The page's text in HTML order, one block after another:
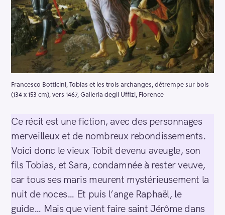
Francesco Botticini, Tobias et les trois archanges, détrempe sur bois
(134 x 153 cm), vers 1467, Galleria degli Uffizi, Florence
Ce récit est une fiction, avec des personnages
merveilleux et de nombreux rebondissements.
Voici donc le vieux Tobit devenu aveugle, son
fils Tobias, et Sara, condamnée à rester veuve,
car tous ses maris meurent mystérieusement la
nuit de noces… Et puis l’ange Raphaël, le
guide… Mais que vient faire saint Jérôme dans